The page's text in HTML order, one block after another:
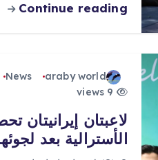
Continue reading
araby world
News
لاعبتان إيرانيتان
الأسترالية بعد